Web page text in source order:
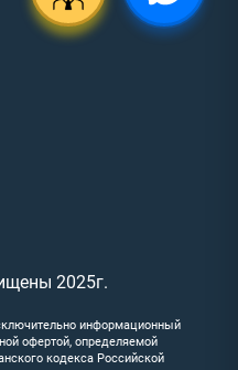
2025г.
информационный
офертой, определяемой
кодекса Российской